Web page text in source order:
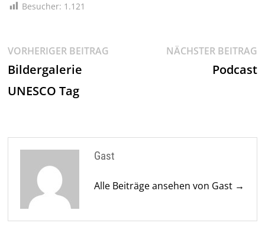
Besucher: 1.121
Beitragsnavigation
VORHERIGER BEITRAGVorheriger
Bildergalerie
UNESCO Tag
NÄCHSTER BEITRAG
Podcast
Gast
Alle Beiträge ansehen von Gast →